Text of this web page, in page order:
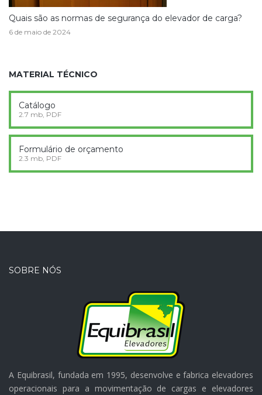
Quais são as normas de segurança do elevador de carga?
6 de maio de 2024
MATERIAL TÉCNICO
Catálogo
2.7 mb, PDF
Formulário de orçamento
2.3 mb, PDF
SOBRE NÓS
A Equibrasil, fundada em 1995, desenvolve e fabrica elevadores
operacionais para a movimentação de cargas e elevadores